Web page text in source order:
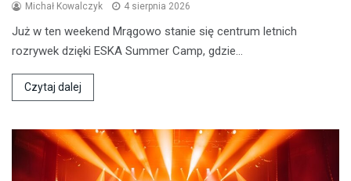
Michał Kowalczyk 4 sierpnia 2026
Już w ten weekend Mrągowo stanie się centrum letnich
rozrywek dzięki ESKA Summer Camp, gdzie…
Czytaj dalej